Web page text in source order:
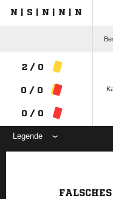
N | S | N | N | N
2 / 0
0 / 0
0 / 0
Legende